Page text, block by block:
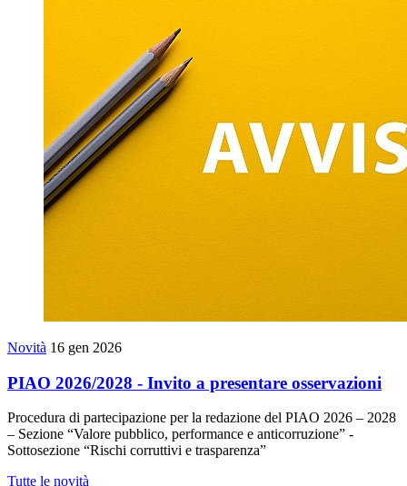
Novità 16 gen 2026
PIAO 2026/2028 - Invito a presentare osservazioni
Procedura di partecipazione per la redazione del PIAO 2026 – 2028
– Sezione “Valore pubblico, performance e anticorruzione” -
Sottosezione “Rischi corruttivi e trasparenza”
Tutte le novità